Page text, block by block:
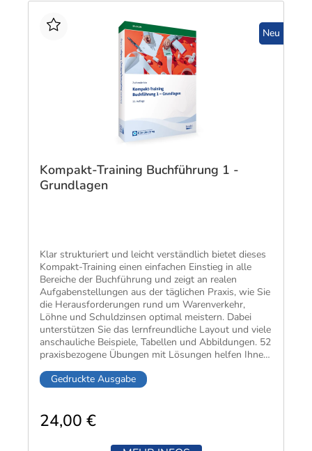
Neu
Kompakt-Training Buchführung 1 -
Grundlagen
Klar struk­turiert und leicht ver­ständlich bietet dieses
Kompakt-Training einen einfachen Einstieg in alle
Bereiche der Buch­führung und zeigt an realen
Aufgaben­stellungen aus der täglichen Praxis, wie Sie
die Heraus­forderungen rund um Waren­verkehr,
Löhne und Schuld­zinsen optimal meistern. Dabei
unter­stützen Sie das lern­freund­liche Layout und viele
anschau­liche Beispiele, Tabellen und Abbil­dungen. 52
praxis­bezogene Übungen mit Lösungen helfen Ihnen,
kon­trollieren.
Gedruckte Ausgabe
24,00 €